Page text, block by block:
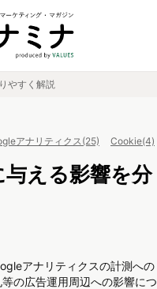
やすく解説
アナリティクス(25) Cookie(4)
える影響を分
アナリティクスの計測への
の広告運用周辺への影響につ